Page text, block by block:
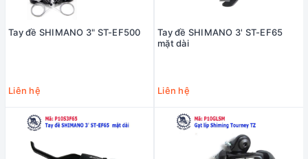
Tay đề SHIMANO 3" ST-EF500
Liên hệ
Tay đề SHIMANO 3' ST-EF65
mặt dài
Liên hệ